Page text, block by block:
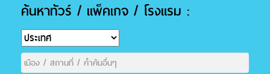
ค้นหาทัวร์ / แพ็คเกจ / โรงแรม :